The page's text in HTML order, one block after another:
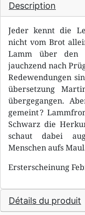
Description
Jeder kennt die
nicht vom Brot
Lamm über den
jauchzend nach
Redewendungen
übersetzung
übergegangen.
gemeint ?
Schwarz die
schaut dabei
Menschen aufs
Ersterscheinung
Détails du produit